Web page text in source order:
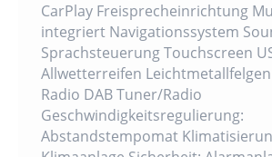
CarPlay Freisprecheinrichtung
integriert Navigationssystem
Sprachsteuerung Touchscreen
Allwetterreifen
Radio DAB Tuner/Radio
Geschwindigkeitsregulierung:
Abstandstempomat